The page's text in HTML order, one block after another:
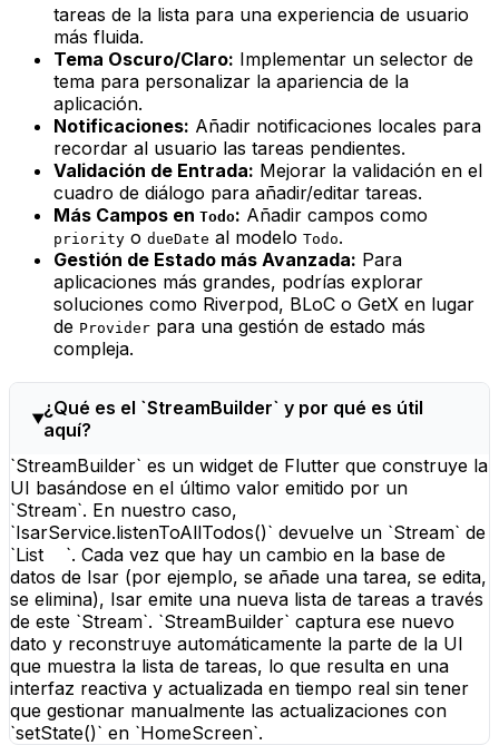
tareas de la lista para una experiencia de usuario
más fluida.
Tema Oscuro/Claro: Implementar un selector de
tema para personalizar la apariencia de la
aplicación.
Notificaciones: Añadir notificaciones locales para
recordar al usuario las tareas pendientes.
Validación de Entrada: Mejorar la validación en el
cuadro de diálogo para añadir/editar tareas.
Más Campos en Todo: Añadir campos como
priority o dueDate al modelo Todo.
Gestión de Estado más Avanzada: Para
aplicaciones más grandes, podrías explorar
soluciones como Riverpod, BLoC o GetX en lugar
de Provider para una gestión de estado más
compleja.
¿Qué es el `StreamBuilder` y por qué es útil
aquí?
`StreamBuilder` es un widget de Flutter que construye la
UI basándose en el último valor emitido por un
`Stream`. En nuestro caso,
`IsarService.listenToAllTodos()` devuelve un `Stream` de
`List
`. Cada vez que hay un cambio en la base de
datos de Isar (por ejemplo, se añade una tarea, se edita,
se elimina), Isar emite una nueva lista de tareas a través
de este `Stream`. `StreamBuilder` captura ese nuevo
dato y reconstruye automáticamente la parte de la UI
que muestra la lista de tareas, lo que resulta en una
interfaz reactiva y actualizada en tiempo real sin tener
que gestionar manualmente las actualizaciones con
`setState()` en `HomeScreen`.